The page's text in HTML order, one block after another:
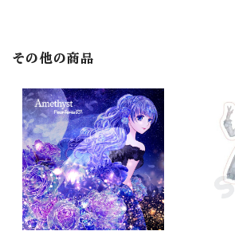
その他の商品